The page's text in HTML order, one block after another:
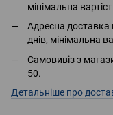
мінімальна
Адресна доставка
днів, мінімальна
Самовивіз з
50.
Детальніше про